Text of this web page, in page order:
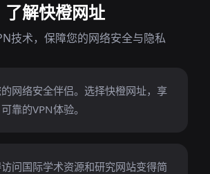
了解快橙网址
技术，保障您的网络安全与隐私
网络安全伴侣。选择快橙网址，享
靠的VPN体验。
问国际学术资源和研究网站变得简